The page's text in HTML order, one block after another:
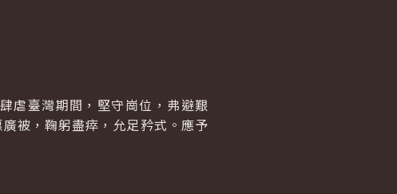
虐臺灣期間，堅守崗位，弗避艱
被，鞠躬盡瘁，允足矜式。應予